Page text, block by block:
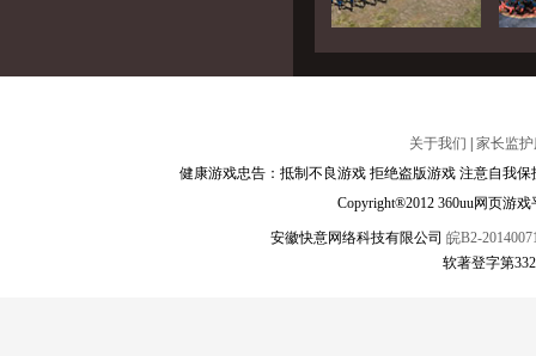
关于我们
家长监
健康游戏忠告：抵制不良游戏 拒绝盗版游戏 注意自我
Copyright®2012 360uu网页游
安徽快意网络科技有限公司 皖B2-
软著登字第